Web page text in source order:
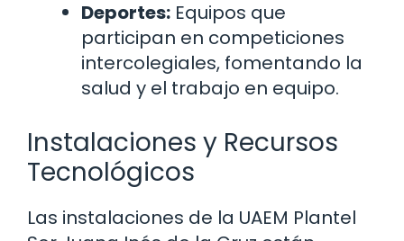
Deportes: Equipos que
participan en competiciones
intercolegiales, fomentando la
salud y el trabajo en equipo.
Instalaciones y Recursos
Tecnológicos
Las instalaciones de la UAEM Plantel